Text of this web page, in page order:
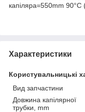
капіляра=550mm 90°C
Характеристики
Користувальницькі
Вид запчастини
Довжина капілярної
трубки, mm